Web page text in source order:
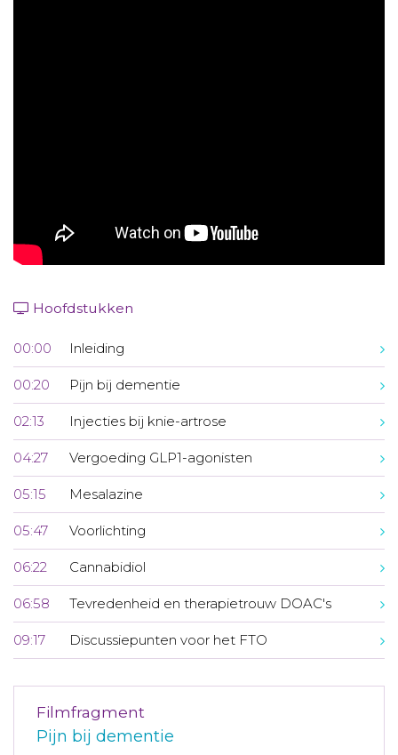
Hoofdstukken
00:00 Inleiding
00:20 Pijn bij dementie
02:13 Injecties bij knie-artrose
04:27 Vergoeding GLP1-agonisten
05:15 Mesalazine
05:47 Voorlichting
06:22 Cannabidiol
06:58 Tevredenheid en therapietrouw DOAC's
09:17 Discussiepunten voor het FTO
Filmfragment
Pijn bij dementie